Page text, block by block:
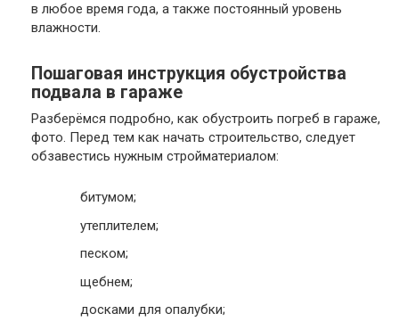
в любое время года, а также постоянный уровень
влажности.
Пошаговая инструкция обустройства
подвала в гараже
Разберёмся подробно, как обустроить погреб в гараже,
фото. Перед тем как начать строительство, следует
обзавестись нужным стройматериалом:
битумом;
утеплителем;
песком;
щебнем;
досками для опалубки;